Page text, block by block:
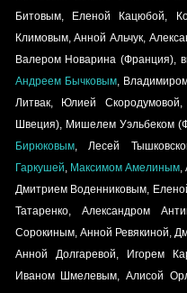
Битовым, Еленой Кацюбой, Константином Кедровым, Владимиром
Климовым, Анной Альчук,
Валером Новарина (Франция),
Андреем Бычковым,
Литвак, Юлией
Швеция), Мишелем
Бирюковым, Лесей
Гаркушей Максимом Амелиным,
Дмитрием Воденниковым,
Татаренко, Александром
Сорокиным, Анной Ревякиной, Дмитрием Артисом, Мариной Кудимовой,
Анной Долгаревой, Игорем
Иваном Шмелевым, Алисой